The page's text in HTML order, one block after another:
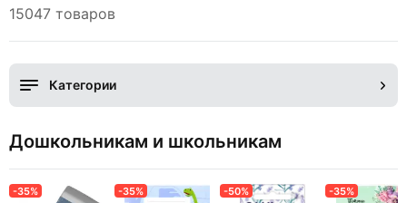
15047 товаров
Категории
Дошкольникам и школьникам
-35% -35% -50% -35%